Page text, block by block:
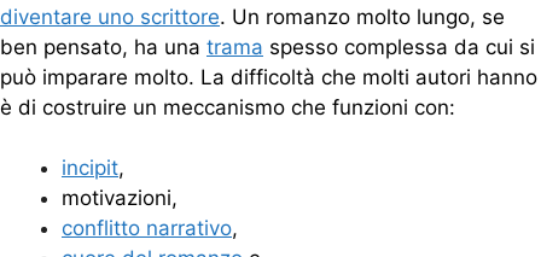
diventare uno scrittore. Un romanzo molto lungo, se
ben pensato, ha una trama spesso complessa da cui si
può imparare molto. La difficoltà che molti autori hanno
è di costruire un meccanismo che funzioni con:
incipit,
motivazioni,
conflitto narrativo,